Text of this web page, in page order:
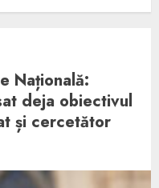
Națională:
deja obiectivul
și cercetător